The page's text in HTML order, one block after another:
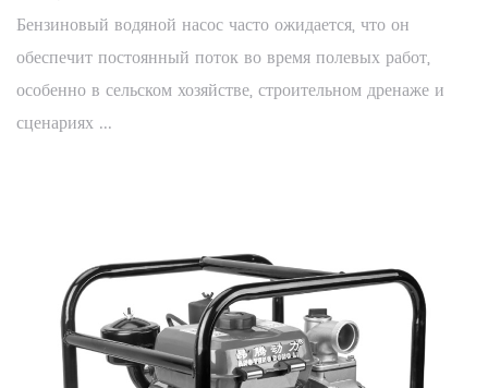
Бензиновый водяной насос часто ожидается, что он
обеспечит постоянный поток во время полевых работ,
особенно в сельском хозяйстве, строительном дренаже и
сценариях ...